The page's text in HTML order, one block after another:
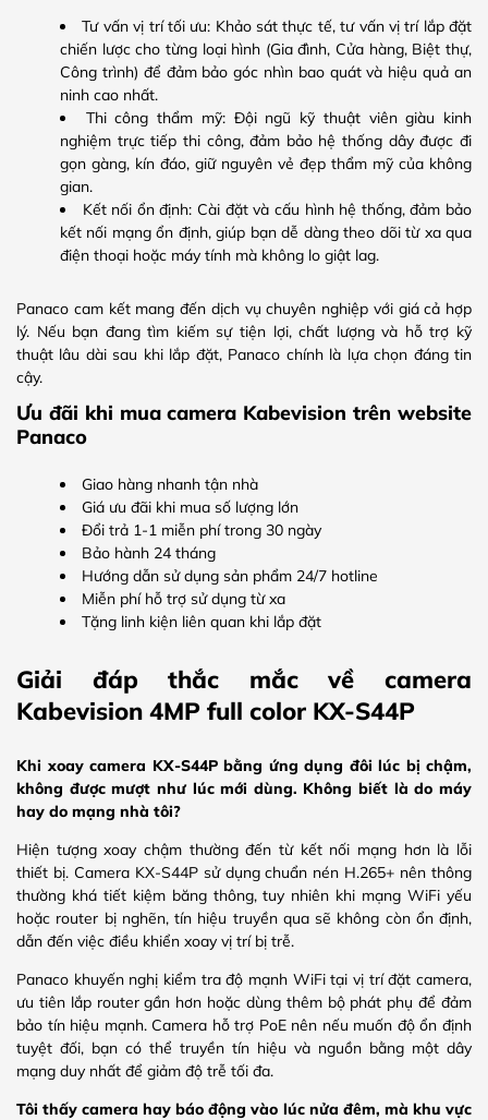
Tư vấn vị trí tối ưu: Khảo sát thực tế, tư vấn vị trí lắp đặt
chiến lược cho từng loại hình (Gia đình, Cửa hàng, Biệt thự,
Công trình) để đảm bảo góc nhìn bao quát và hiệu quả an
ninh cao nhất.
Thi công thẩm mỹ: Đội ngũ kỹ thuật viên giàu kinh
nghiệm trực tiếp thi công, đảm bảo hệ thống dây được đi
gọn gàng, kín đáo, giữ nguyên vẻ đẹp thẩm mỹ của không
gian.
Kết nối ổn định: Cài đặt và cấu hình hệ thống, đảm bảo
kết nối mạng ổn định, giúp bạn dễ dàng theo dõi từ xa qua
điện thoại hoặc máy tính mà không lo giật lag.
Panaco cam kết mang đến dịch vụ chuyên nghiệp với giá cả hợp
lý. Nếu bạn đang tìm kiếm sự tiện lợi, chất lượng và hỗ trợ kỹ
thuật lâu dài sau khi lắp đặt, Panaco chính là lựa chọn đáng tin
cậy.
Ưu đãi khi mua camera Kabevision trên website
Panaco
Giao hàng nhanh tận nhà
Giá ưu đãi khi mua số lượng lớn
Đổi trả 1-1 miễn phí trong 30 ngày
Bảo hành 24 tháng
Hướng dẫn sử dụng sản phẩm 24/7 hotline
Miễn phí hỗ trợ sử dụng từ xa
Tặng linh kiện liên quan khi lắp đặt
Giải đáp thắc mắc về camera
Kabevision 4MP full color KX-S44P
Khi xoay camera KX-S44P bằng ứng dụng đôi lúc bị chậm,
không được mượt như lúc mới dùng. Không biết là do máy
hay do mạng nhà tôi?
Hiện tượng xoay chậm thường đến từ kết nối mạng hơn là lỗi
thiết bị. Camera KX-S44P sử dụng chuẩn nén H.265+ nên thông
thường khá tiết kiệm băng thông, tuy nhiên khi mạng WiFi yếu
hoặc router bị nghẽn, tín hiệu truyền qua sẽ không còn ổn định,
dẫn đến việc điều khiển xoay vị trí bị trễ.
Panaco khuyến nghị kiểm tra độ mạnh WiFi tại vị trí đặt camera,
ưu tiên lắp router gần hơn hoặc dùng thêm bộ phát phụ để đảm
bảo tín hiệu mạnh. Camera hỗ trợ PoE nên nếu muốn độ ổn định
tuyệt đối, bạn có thể truyền tín hiệu và nguồn bằng một dây
mạng duy nhất để giảm độ trễ tối đa.
Tôi thấy camera hay báo động vào lúc nửa đêm, mà khu vực